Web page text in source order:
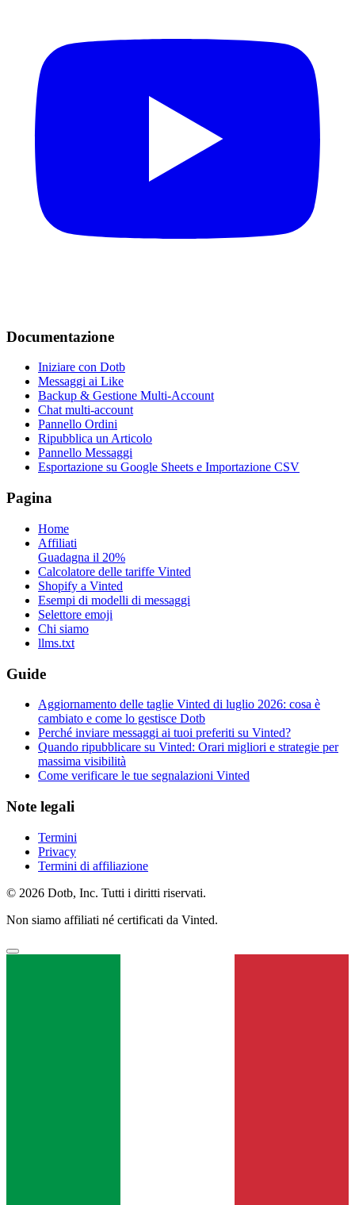
Documentazione
Iniziare con Dotb
Messaggi ai Like
Backup & Gestione Multi-Account
Chat multi-account
Pannello Ordini
Ripubblica un Articolo
Pannello Messaggi
Esportazione su Google Sheets e Importazione CSV
Pagina
Home
Affiliati
Guadagna il 20%
Calcolatore delle tariffe Vinted
Shopify a Vinted
Esempi di modelli di messaggi
Selettore emoji
Chi siamo
llms.txt
Guide
Aggiornamento delle taglie Vinted di luglio 2026: cosa è
cambiato e come lo gestisce Dotb
Perché inviare messaggi ai tuoi preferiti su Vinted?
Quando ripubblicare su Vinted: Orari migliori e strategie per
massima visibilità
Come verificare le tue segnalazioni Vinted
Note legali
Termini
Privacy
Termini di affiliazione
© 2026 Dotb, Inc. Tutti i diritti riservati.
Non siamo affiliati né certificati da Vinted.